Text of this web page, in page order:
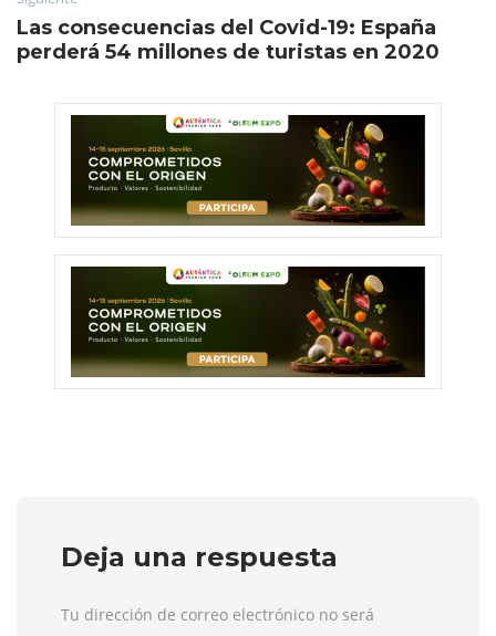
Las consecuencias del Covid-19: España
perderá 54 millones de turistas en 2020
Deja una respuesta
Tu dirección de correo electrónico no será